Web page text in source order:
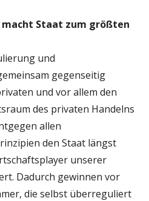
Staat zum größten
und
gegenseitig
und vor allem den
des privaten Handelns
allen
den Staat längst
unserer
Dadurch gewinnen vor
die selbst überreguliert